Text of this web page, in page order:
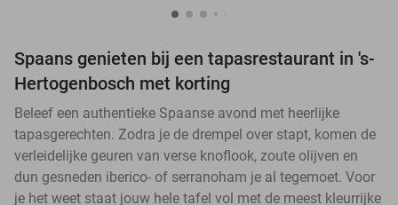
Spaans genieten bij een tapasrestaurant in 's-
Hertogenbosch met korting
Beleef een authentieke Spaanse avond met heerlijke
tapasgerechten. Zodra je de drempel over stapt, komen de
verleidelijke geuren van verse knoflook, zoute olijven en
dun gesneden iberico- of serranoham je al tegemoet. Voor
je het weet staat jouw hele tafel vol met de meest kleurrijke